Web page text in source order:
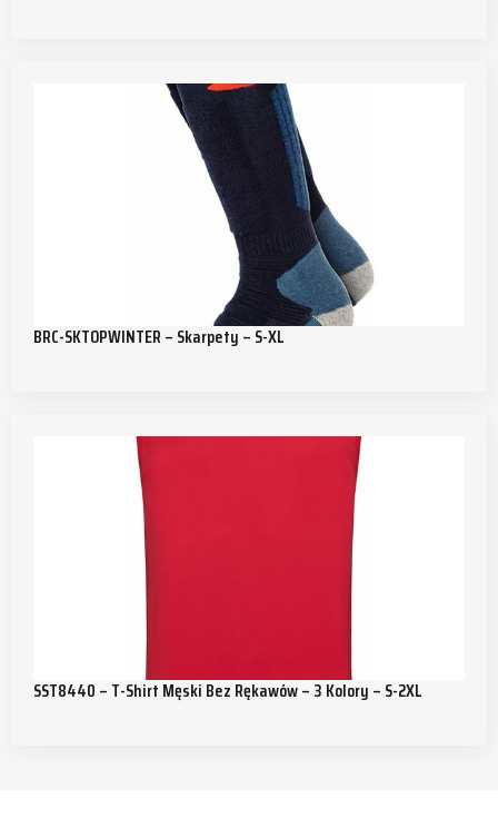
BRC-SKTOPWINTER – Skarpety – S-XL
SST8440 – T-Shirt Męski Bez Rękawów – 3 Kolory – S-2XL